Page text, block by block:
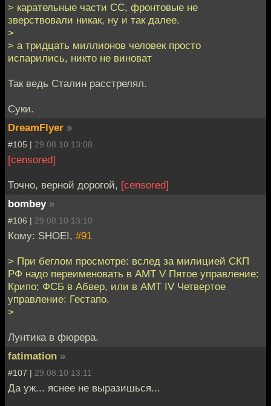
> карательные части СС, фронтовые не
зверствовали никак, ну и так далее.
>
> а тридцать миллионов человек просто
испарились, никто не виноват
Так ведь Сталин расстрелял.
Суки.
DreamFlyer »
#105 | 29.08.10 13:08
[censored]
Точно, верной дорогой, [censored]
bombey »
#106 | 29.08.10 13:10
Кому: SHOEI, #91
> При беглом просмотре: вслед за милицией СКП
РФ надо переименовать в AMT V Пятое управление:
Крипо; ФСБ в Абвер, или в АМТ IV Четвертое
управление: Гестапо.
>
Лунтика в фюрера.
fatimation »
#107 | 29.08.10 13:11
Да уж... яснее не выразишься...